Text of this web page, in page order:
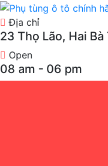
Địa chỉ
23 Thọ Lão, Hai
Open
08 am - 06 pm